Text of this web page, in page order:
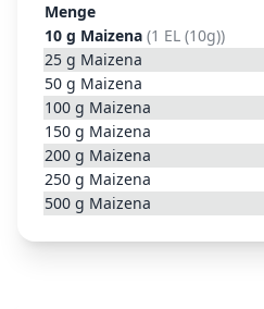
Menge
10 g Maizena (1 EL (10g))
25 g Maizena
50 g Maizena
100 g Maizena
150 g Maizena
200 g Maizena
250 g Maizena
500 g Maizena